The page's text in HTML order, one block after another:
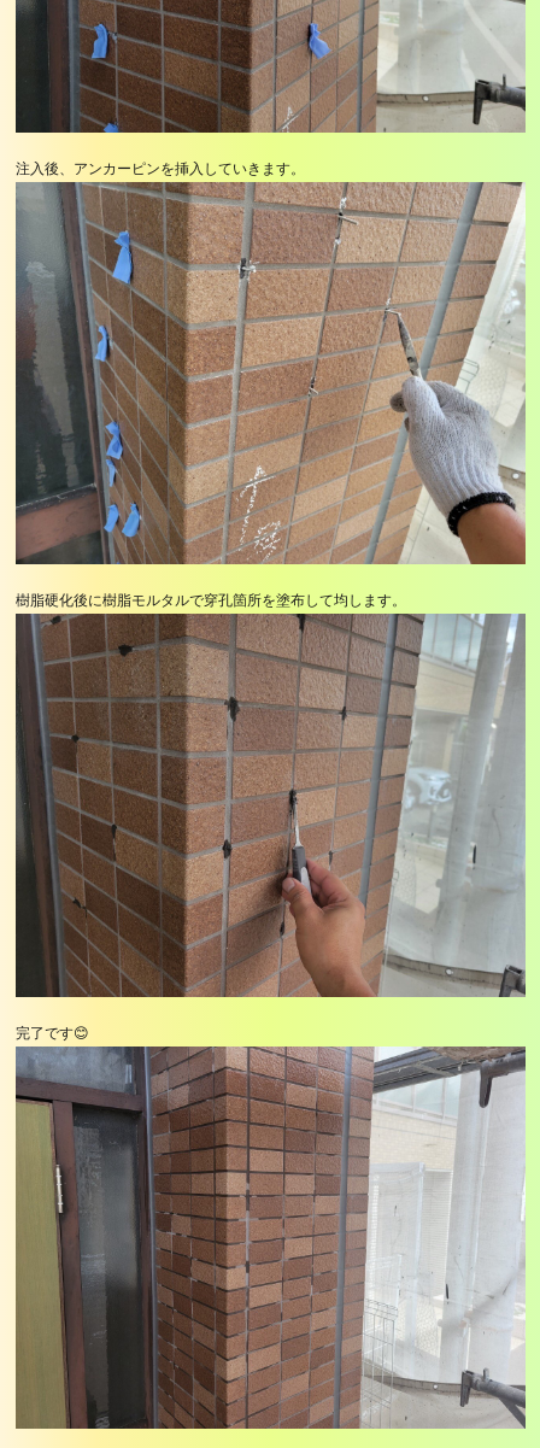
注入後、アンカーピンを挿入していきます。
樹脂硬化後に樹脂モルタルで穿孔箇所を塗布して均します。
完了です😊